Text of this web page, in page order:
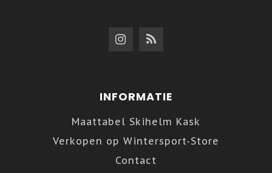
INFORMATIE
Maattabel Skihelm Kask
Verkopen op Wintersport-Store
Contact